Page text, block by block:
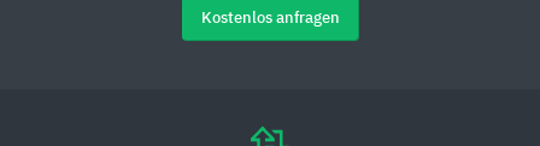
Kostenlos anfragen